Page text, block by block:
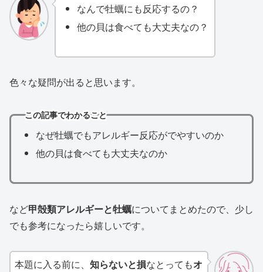
なんで牡蠣にも反応するの？
他の貝は食べても大丈夫なの？
色々な疑問が出ると思います。
この記事でわかること
なぜ牡蠣でもアレルギー反応がでやすいのか
他の貝は食べても大丈夫なのか
など甲殻類アレルギーと牡蠣についてまとめたので、少し
でも参考になったら嬉しいです。
本題に入る前に、 知らないと損なとってもオ